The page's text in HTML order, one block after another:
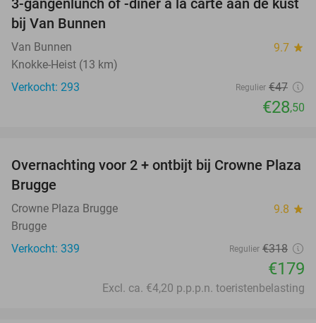
39%
bij Van Bunnen
Van Bunnen 9.7 star
Knokke-Heist (13 km)
Verkocht: 293
Regulier €47
€28,50
44%
Overnachting voor 2 + ontbijt bij Crowne Plaza
Brugge
Crowne Plaza Brugge 9.8 star
Brugge
Verkocht: 339
Regulier €318
€179
Excl. ca. €4,20 p.p.p.n. toeristenbelasting